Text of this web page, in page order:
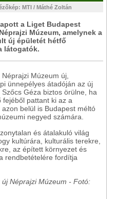
MTI / Máthé Zoltán
a Liget Budapest
Múzeum, amelynek a
új épületét hétfő
látogatók.
Múzeum új,
ünnepélyes átadóján az új
Géza biztos örülne, ha
fejéből pattant ki az a
belül is Budapest méltó
negyed számára.
és átalakuló világ
kultúrára, kulturális terekre,
az épített környezet és
rendbetételére fordítja
Néprajzi Múzeum - Fotó: